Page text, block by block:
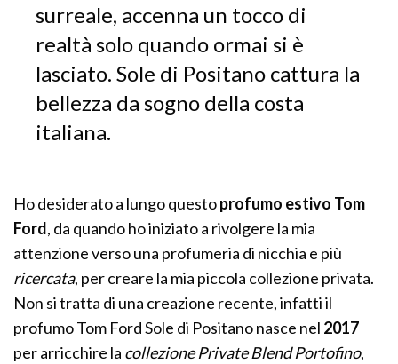
surreale, accenna un tocco di
realtà solo quando ormai si è
lasciato. Sole di Positano cattura la
bellezza da sogno della costa
italiana.
Ho desiderato a lungo questoprofumo estivo Tom
Ford, da quando ho iniziato a rivolgere la mia
attenzione verso una profumeria di nicchia e più
ricercata, per creare la mia piccola collezione privata.
Non si tratta di una creazione recente, infatti il
profumo Tom Ford Sole di Positano nasce nel 2017
per arricchire la collezione Private Blend Portofino,